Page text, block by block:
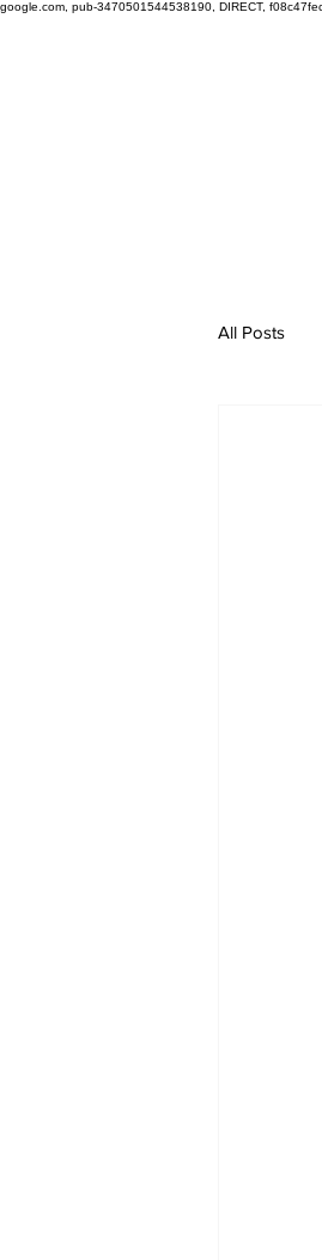
google.com, pub-3470501544538190, DIRECT,
All Posts